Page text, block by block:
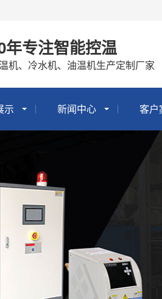
年专注智能控温
机、冷水机、油温机生产定制厂家
示 新闻中心 客户